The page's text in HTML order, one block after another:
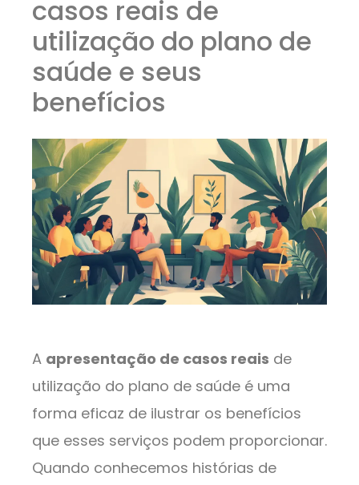
casos reais de
utilização do plano de
saúde e seus
benefícios
A apresentação de casos reais de
utilização do plano de saúde é uma
forma eficaz de ilustrar os benefícios
que esses serviços podem proporcionar.
Quando conhecemos histórias de